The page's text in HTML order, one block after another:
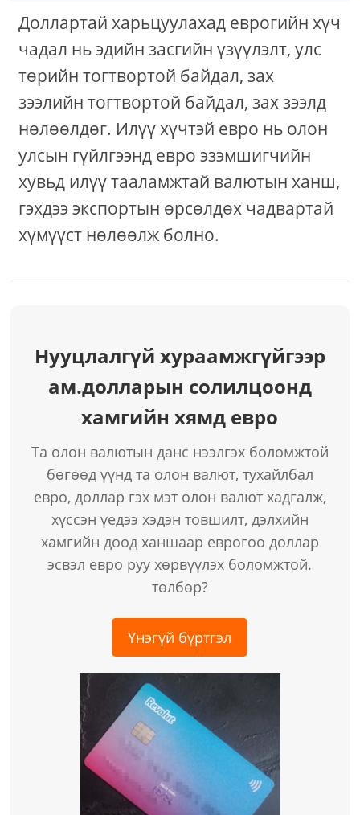
Доллартай харьцуулахад еврогийн хүч
чадал нь эдийн засгийн үзүүлэлт, улс
төрийн тогтвортой байдал, зах
зээлийн тогтвортой байдал, зах зээлд
нөлөөлдөг. Илүү хүчтэй евро нь олон
улсын гүйлгээнд евро эзэмшигчийн
хувьд илүү тааламжтай валютын ханш,
гэхдээ экспортын өрсөлдөх чадвартай
хүмүүст нөлөөлж болно.
Нууцлалгүй хураамжгүйгээр
ам.долларын солилцоонд
хамгийн хямд евро
Та олон валютын данс нээлгэх боломжтой
бөгөөд үүнд та олон валют, тухайлбал
евро, доллар гэх мэт олон валют хадгалж,
хүссэн үедээ хэдэн товшилт, дэлхийн
хамгийн доод ханшаар еврогоо доллар
эсвэл евро руу хөрвүүлэх боломжтой.
төлбөр?
Үнэгүй бүртгэл